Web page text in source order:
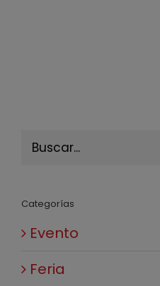
Buscar:
Categorías
Evento
Feria